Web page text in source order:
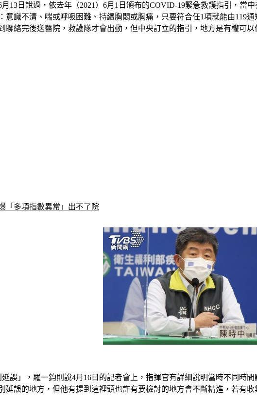
13日說過，依去年（2021）6月1日頒布的COVID-19緊急救護指引，當
意識不清、喘或呼吸困難、持續胸悶或胸痛，只要符合任1項就能由119
聯絡完後送醫院，救護隊才會出動，但中央訂立的指引，地方是有權可以
「多項指數異常」出不了院
誤」，羅一鈞則說4月16日的記者會上，指揮官有詳細說明當時不同時
延誤的地方，但他有提到這裡頭也許有要檢討的地方會不斷精進，若有